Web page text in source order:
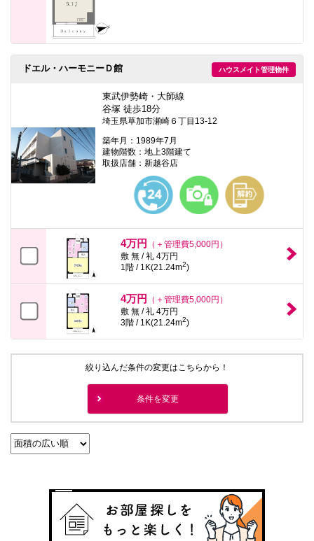
ハウスメイト管理物件
ドエル・ハーモニーＤ館
東武伊勢崎・大師線
谷塚 徒歩18分
埼玉県草加市瀬崎６丁目13-12
築年月：1989年7月
建物階数：地上3階建て
取扱店舗：新越谷店
4万円
（＋管理費5,000円）
敷 無 / 礼 4万円
1階 / 1K(21.24m2)
4万円
（＋管理費5,000円）
敷 無 / 礼 4万円
3階 / 1K(21.24m2)
絞り込んだ条件の変更はこちらから！
条件を変更